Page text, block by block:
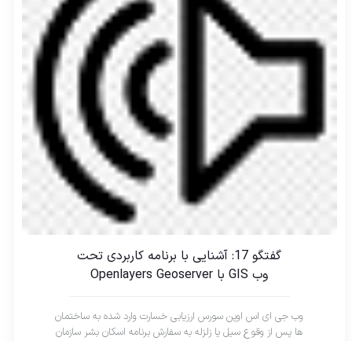
گفتگو 17: آشنایی با برنامه کاربردی تحت
وب GIS با Openlayers Geoserver
وب جی ای اس اوپن سورس ارزیابی خسارت وارد شده به ساختمان
ها پس از وقوع سیل یا زلزله به سفارش برنامه اسکان بشر سازمان